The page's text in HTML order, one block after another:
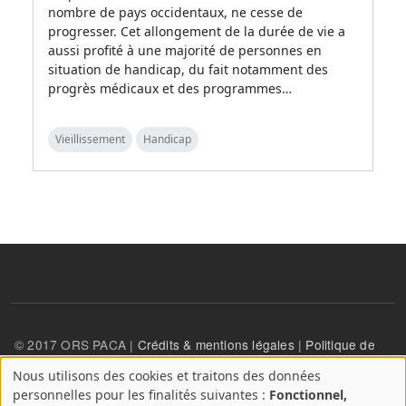
nombre de pays occidentaux, ne cesse de
progresser. Cet allongement de la durée de vie a
aussi profité à une majorité de personnes en
situation de handicap, du fait notamment des
progrès médicaux et des programmes…
Vieillissement Handicap
© 2017 ORS PACA | Crédits & mentions légales| Politique de
confidentialité
A
Nous utilisons des cookies et traitons des données
personnelles pour les finalités suivantes : Fonctionnel,